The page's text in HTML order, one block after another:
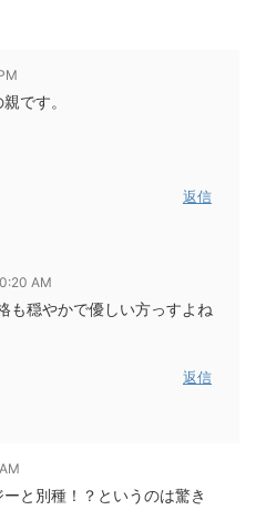
です。
返信
AM
も穏やかで優しい方っすよね
返信
と別種！？というのは驚き